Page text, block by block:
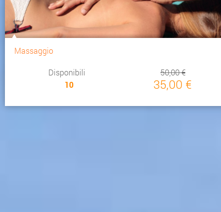
Massaggio
Disponibili
10
50,00 €
35,00 €